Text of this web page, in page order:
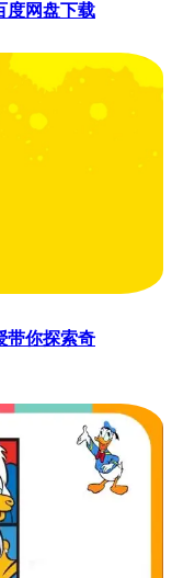
度网盘下载
带你探索奇